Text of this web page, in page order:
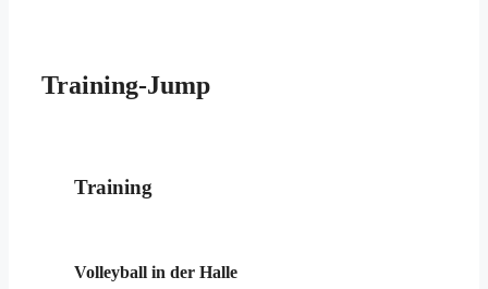
Training-Jump
Training
Volleyball in der Halle